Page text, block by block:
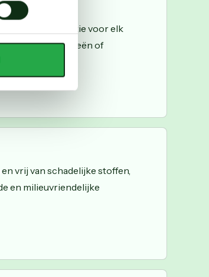
en stijlvolle optie voor elk
met allergieën of
vrij van schadelijke stoffen,
en milieuvriendelijke